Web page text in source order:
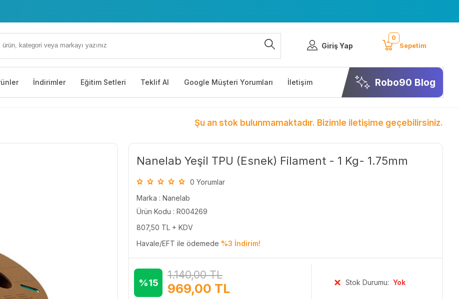
Cd. No: 35 Yenimahalle/Ankara
Giriş Yap
0
Sepetim
İndirimler Eğitim Setleri Teklif Al Google Müşteri Yorumları İletişim Robo90 Blog
Şu an stok bulunmamaktadır. Bizimle iletişime geçebilirsiniz.
Nanelab Yeşil TPU (Esnek) Filament - 1 Kg- 1.75mm
0 Yorumlar
Marka : Nanelab
Ürün Kodu : R004269
807,50 TL + KDV
Havale/EFT ile ödemede %3 İndirim!
%15 969,00 TL
1.140,00TL
Stok Durumu: Yok